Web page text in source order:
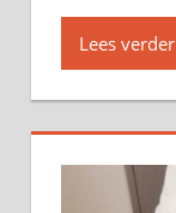
Lees verder